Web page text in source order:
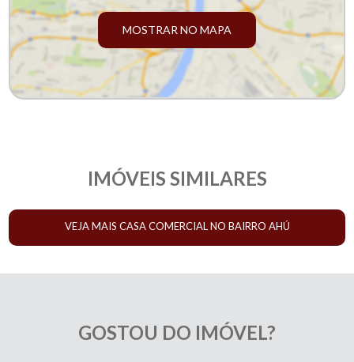
MOSTRAR NO MAPA
IMÓVEIS SIMILARES
VEJA MAIS CASA COMERCIAL NO BAIRRO AHÚ
GOSTOU DO IMÓVEL?